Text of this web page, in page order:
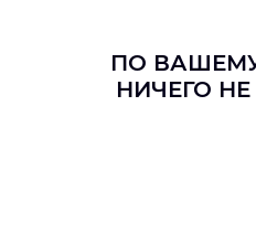
ПО
НИЧЕГО